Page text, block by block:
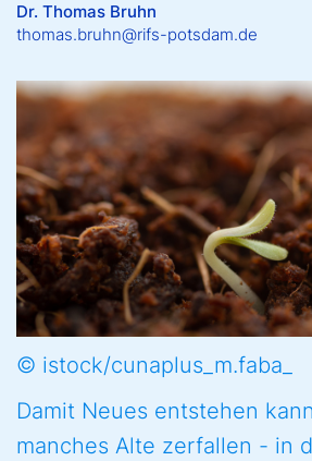
Dr. Thomas Bruhn
thomas.bruhn@rifs-potsdam.de
© istock/cunaplus_m.faba_
Damit Neues entstehen
manches Alte zerfallen - in